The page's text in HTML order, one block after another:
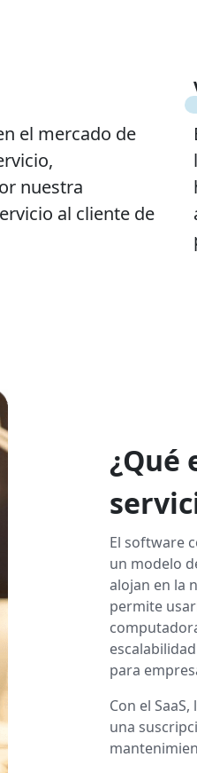
el mercado de
nuestra
al cliente de
¿Qué
El software
un modelo
alojan en la
permite
para
Con el
una